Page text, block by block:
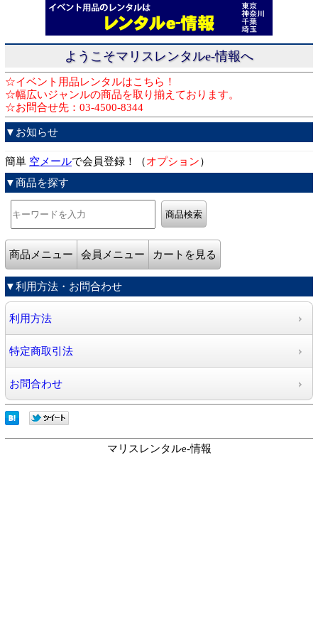
ようこそマリスレンタルe-情報へ
☆イベント用品レンタルはこちら！
☆幅広いジャンルの商品を取り揃えております。
☆お問合せ先：03-4500-8344
▼お知らせ
簡単 空メールで会員登録！（オプション）
▼商品を探す
商品メニュー 会員メニュー カートを見る
▼利用方法・お問合わせ
利用方法
特定商取引法
お問合わせ
マリスレンタルe-情報